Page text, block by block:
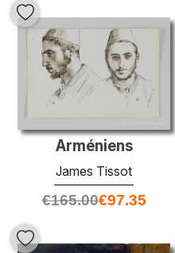
Arméniens
James Tissot
€165.00€97.35